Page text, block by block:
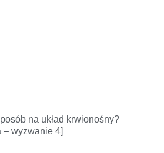
na układ krwionośny?
– wyzwanie 4]